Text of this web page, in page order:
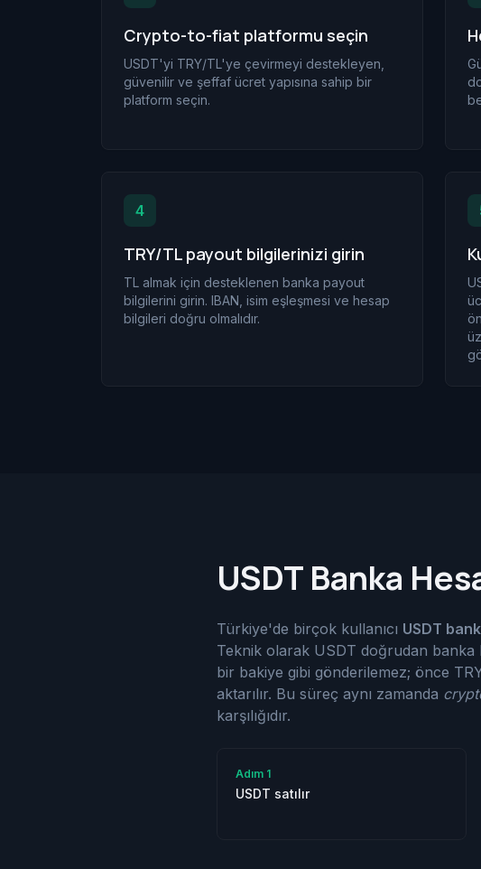
Crypto-to-fiat platformu seçin
USDT'yi TRY/TL'ye çevirmeyi destekleyen,
güvenilir ve şeffaf ücret yapısına sahip bir
platform seçin.
4
TRY/TL payout bilgilerinizi girin
TL almak için desteklenen banka payout
bilgilerini girin. IBAN, isim eşleşmesi ve hesap
bilgileri doğru olmalıdır.
USDT Banka
Türkiye'de birçok kullanıcı USDT
Teknik olarak USDT doğrudan banka
bir bakiye gibi gönderilemez; önce
aktarılır. Bu süreç aynı zamanda
karşılığıdır.
Adım 1
USDT satılır